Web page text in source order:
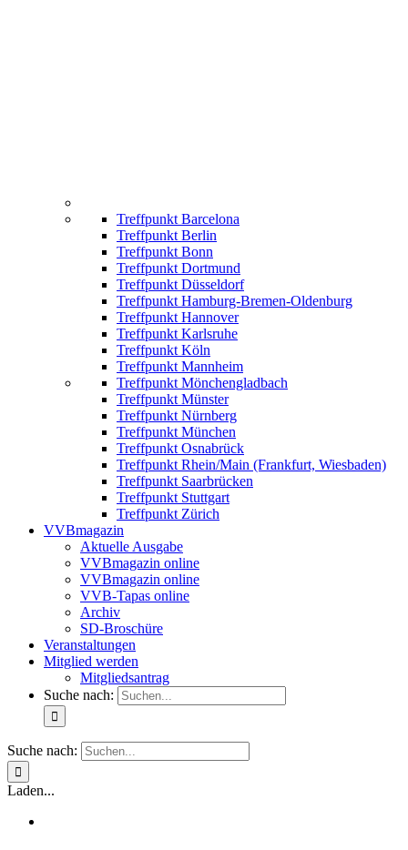
Treffpunkt Barcelona
Treffpunkt Berlin
Treffpunkt Bonn
Treffpunkt Dortmund
Treffpunkt Düsseldorf
Treffpunkt Hamburg-Bremen-Oldenburg
Treffpunkt Hannover
Treffpunkt Karlsruhe
Treffpunkt Köln
Treffpunkt Mannheim
Treffpunkt Mönchengladbach
Treffpunkt Münster
Treffpunkt Nürnberg
Treffpunkt München
Treffpunkt Osnabrück
Treffpunkt Rhein/Main (Frankfurt, Wiesbaden)
Treffpunkt Saarbrücken
Treffpunkt Stuttgart
Treffpunkt Zürich
VVBmagazin
Aktuelle Ausgabe
VVBmagazin online
VVBmagazin online
VVB-Tapas online
Archiv
SD-Broschüre
Veranstaltungen
Mitglied werden
Mitgliedsantrag
Suche nach:
Suche nach:
Laden...